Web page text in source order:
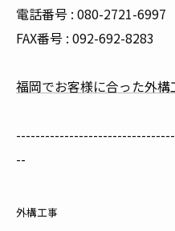
電話番号 : 080-2721-6997
FAX番号 : 092-692-8283
福岡でお客様に合った外構
--
外構工事